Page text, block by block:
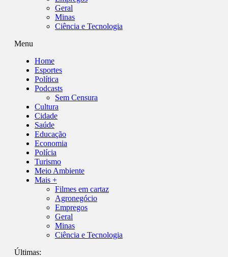
Geral
Minas
Ciência e Tecnologia
Menu
Home
Esportes
Política
Podcasts
Sem Censura
Cultura
Cidade
Saúde
Educação
Economia
Polícia
Turismo
Meio Ambiente
Mais +
Filmes em cartaz
Agronegócio
Empregos
Geral
Minas
Ciência e Tecnologia
Últimas: